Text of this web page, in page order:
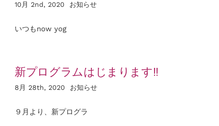
10月 2nd, 2020 お知らせ
いつもnow yog
新プログラムはじまります‼️
8月 28th, 2020 お知らせ
９月より、新プログラ